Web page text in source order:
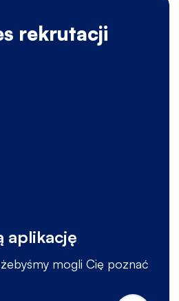
rekrutacji
aplikację
mogli Cię poznać